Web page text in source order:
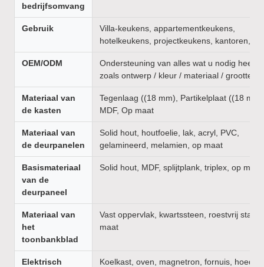
bedrijfsomvang
Gebruik
Villa-keukens, appartementkeukens,
hotelkeukens, projectkeukens, kantoren,
OEM/ODM
Ondersteuning van alles wat u nodig heeft,
zoals ontwerp / kleur / materiaal / grootte
Materiaal van
de kasten
Tegenlaag ((18 mm), Partikelplaat ((18
MDF, Op maat
Materiaal van
de deurpanelen
Solid hout, houtfoelie, lak, acryl, PVC,
gelamineerd, melamien, op maat
Basismateriaal
van de
deurpaneel
Solid hout, MDF, splijtplank, triplex, op maat
Materiaal van
het
toonbankblad
Vast oppervlak, kwartssteen, roestvrij staal,
maat
Elektrisch
Koelkast, oven, magnetron, fornuis, hoed,